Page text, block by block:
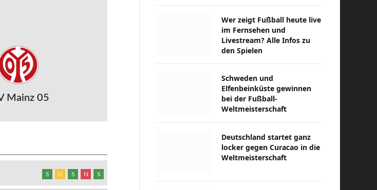
Mainz 05
S U S N S
Wer zeigt Fußball heute live
im Fernsehen und
Livestream? Alle Infos zu
den Spielen
Schweden und
Elfenbeinküste gewinnen
bei der Fußball-
Weltmeisterschaft
Deutschland startet ganz
locker gegen Curacao in die
Weltmeisterschaft